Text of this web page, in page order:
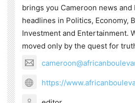
brings you Cameroon news and
headlines in Politics, Economy,
Investment and Entertainment.
moved only by the quest for
https://